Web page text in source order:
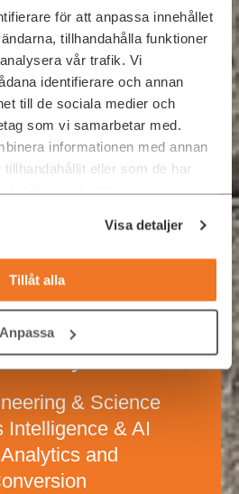
för att anpassa innehållet
tillhandahålla funktioner
vår trafik. Vi
identifierare och annan
till de sociala medier och
som vi samarbetar med.
informationen med annan
eller som de har
deras tjänster.
Visa detaljer
Tillåt alla
Anpassa
och
Learning
Infrastructure
ELLER
& Analytics
& Science
Intelligence & AI
and